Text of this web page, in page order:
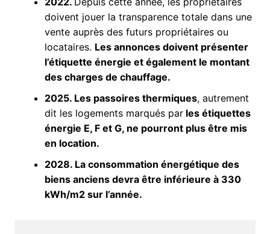
doivent jouer la transparence totale dans une
vente auprès des futurs propriétaires ou
locataires. Les annonces doivent présenter
l’étiquette énergie et également le montant
des charges de chauffage.
2025. Les passoires thermiques, autrement
dit les logements marqués parles étiquettes
énergie E, F et G, ne pourront plus être mis
en location.
2028. La consommation énergétique des
biens anciens devra être inférieure à 330
kWh/m2 sur l’année.